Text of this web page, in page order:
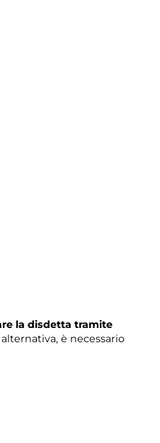
la disdetta tramite
alternativa, è necessario